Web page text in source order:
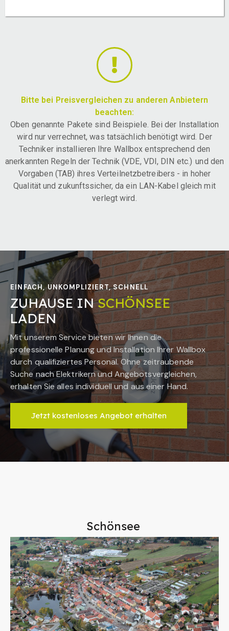
Bitte bei Preisvergleichen zu anderen Anbietern
beachten:
Oben genannte Pakete sind Beispiele. Bei der Installation
wird nur verrechnet, was tatsächlich benötigt wird. Der
Techniker installieren Ihre Wallbox entsprechend den
anerkannten Regeln der Technik (VDE, VDI, DIN etc.) und den
Vorgaben (TAB) ihres Verteilnetzbetreibers - in hoher
Qualität und zukunftssicher, da ein LAN-Kabel gleich mit
verlegt wird.
EINFACH, UNKOMPLIZIERT, SCHNELL
ZUHAUSE INSCHÖNSEE
LADEN
Mit unserem Service bieten wir Ihnen die
professionelle Planung und Installation Ihrer Wallbox
durch qualifiziertes Personal. Ohne zeitraubende
Suche nach Elektrikern und Angebotsvergleichen,
erhalten Sie alles individuell und aus einer Hand.
Jetzt kostenloses Angebot erhalten
Schönsee